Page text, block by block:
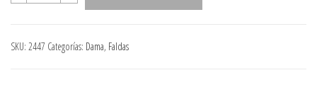
pretina
SKU: 2447 Categorías: Dama, Faldas